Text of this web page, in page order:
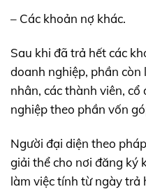
– Các khoản nợ khác.
Sau khi đã trả hết các
doanh nghiệp, phần còn
nhân, các thành viên,
nghiệp theo phần vốn
Người đại diện theo
giải thể cho nơi đăng ký
làm việc tính từ ngày trả